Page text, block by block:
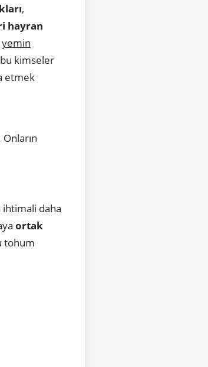
,
hayran
yemin
kimseler
etmek
Onların
ihtimali daha
ortak
tohum